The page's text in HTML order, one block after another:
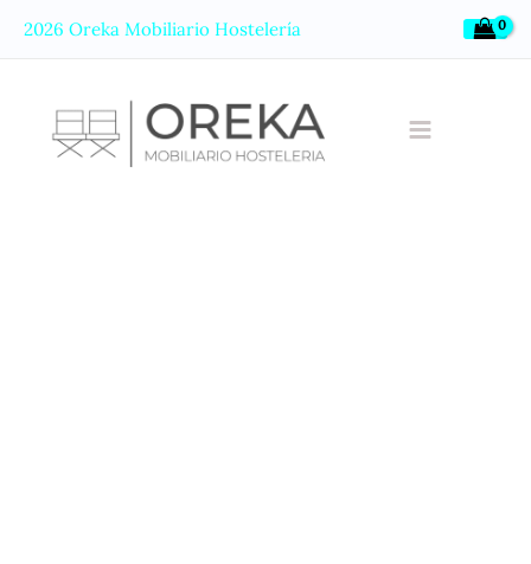
2026 Oreka Mobiliario Hostelería